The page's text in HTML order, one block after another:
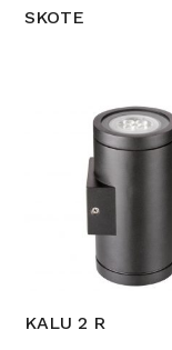
SKOTE
KALU 2 R